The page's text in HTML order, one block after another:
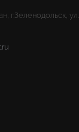
г.Зеленодольск,